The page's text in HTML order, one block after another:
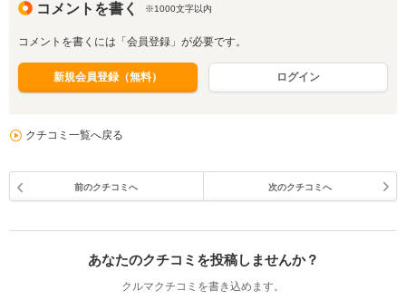
コメントを書く ※1000文字以内
コメントを書くには「会員登録」が必要です。
新規会員登録（無料） ログイン
クチコミ一覧へ戻る
前のクチコミへ 次のクチコミへ
あなたのクチコミを投稿しませんか？
クルマクチコミを書き込めます。